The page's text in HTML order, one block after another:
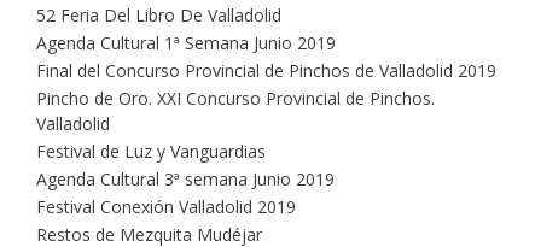
52 Feria Del Libro De Valladolid
Agenda Cultural 1ª Semana Junio 2019
Final del Concurso Provincial de Pinchos de Valladolid 2019
Pincho de Oro. XXI Concurso Provincial de Pinchos.
Valladolid
Festival de Luz y Vanguardias
Agenda Cultural 3ª semana Junio 2019
Festival Conexión Valladolid 2019
Restos de Mezquita Mudéjar